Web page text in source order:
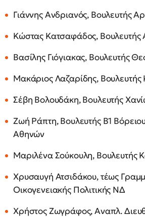
Γιάννης Ανδριανός, Βουλευτής
Κώστας Κατσαφάδος, Βουλευτής
Βασίλης Γιόγιακας, Βουλευτής
Μακάριος Λαζαρίδης,
Σέβη Βολουδάκη, Βουλευτής
Ζωή Ράπτη, Βουλευτής Β1
Αθηνών
Μαριλένα Σούκουλη, Βουλευτής
Χρυσαυγή Ατσιδάκου, τέως
Οικογενειακής Πολιτικής ΝΔ
Χρήστος Ζωγράφος, Αναπλ.